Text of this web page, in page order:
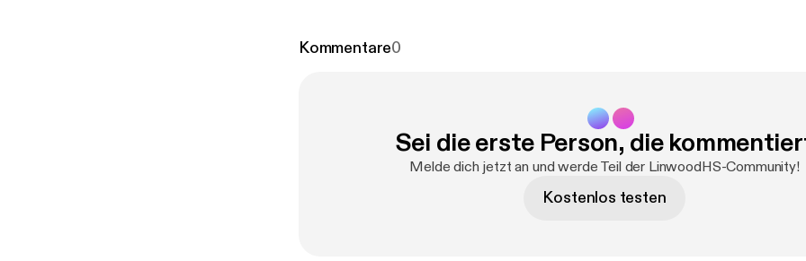
Kommentare0
Sei die erste Person, die
Melde dich jetzt an und werde Teil der LinwoodHS-Community!
Kostenlos testen